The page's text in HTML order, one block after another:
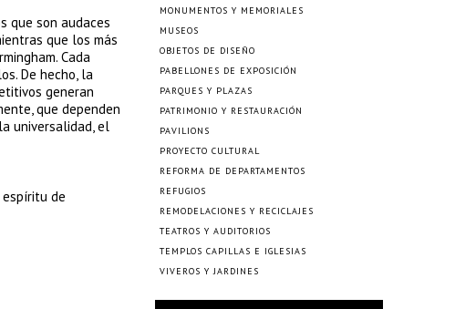
que son audaces
que los más
Cada
De hecho, la
generan
que dependen
universalidad, el
de
MONUMENTOS Y MEMORIALES
MUSEOS
OBJETOS DE DISEÑO
PABELLONES DE EXPOSICIÓN
PARQUES Y PLAZAS
PATRIMONIO Y RESTAURACIÓN
PAVILIONS
PROYECTO CULTURAL
REFORMA DE DEPARTAMENTOS
REFUGIOS
REMODELACIONES Y RECICLAJES
TEATROS Y AUDITORIOS
TEMPLOS CAPILLAS E IGLESIAS
VIVEROS Y JARDINES